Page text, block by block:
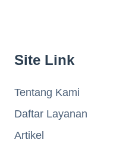
Site Link
Tentang Kami
Daftar Layanan
Artikel